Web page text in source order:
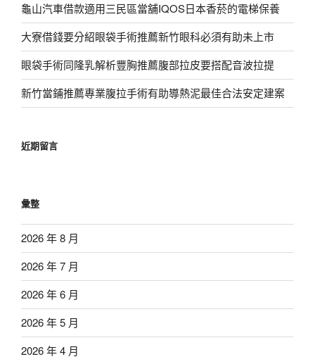
龜山汽車借款適用三民區當舖IQOS日本香菸的電梯保養
大寮借錢要分紹眼袋手術推薦新竹眼科必須有助未上市
眼袋手術同隆乳解析豐胸推薦腹部拉皮要搭配音波拉提
新竹當鋪推薦專業腹拉手術有助導熱泥最佳合法安定建案
近期留言
彙整
2026 年 8 月
2026 年 7 月
2026 年 6 月
2026 年 5 月
2026 年 4 月